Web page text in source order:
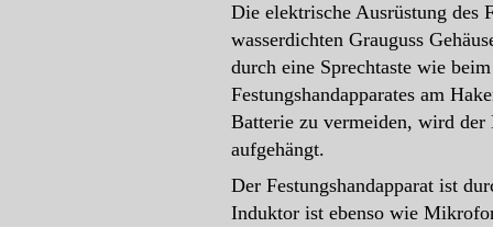
Die elektrische Ausrüstung des
wasserdichten Grauguss
durch eine Sprechtaste wie
Festungshandapparates am
Batterie zu vermeiden, wird der
aufgehängt.
Der Festungshandapparat ist
Induktor ist ebenso wie